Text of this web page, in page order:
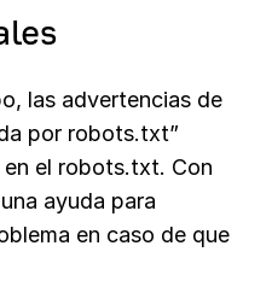
las advertencias de
por robots.txt”
el robots.txt. Con
ayuda para
en caso de que